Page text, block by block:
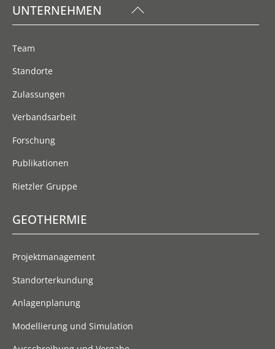
Back
To
UNTERNEHMEN
Team
Standorte
Zulassungen
Verbandsarbeit
Forschung
Publikationen
Rietzler Gruppe
GEOTHERMIE
Projektmanagement
Standorterkundung
Anlagenplanung
Modellierung und Simulation